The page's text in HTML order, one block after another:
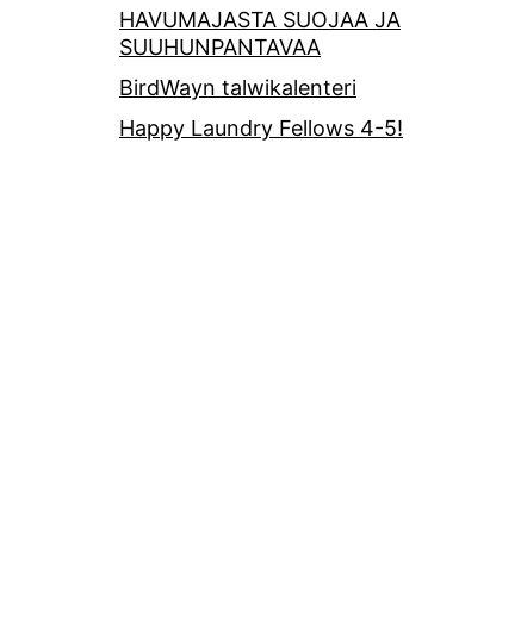
HAVUMAJASTA SUOJAA JA
SUUHUNPANTAVAA
BirdWayn talwikalenteri
Happy Laundry Fellows 4-5!